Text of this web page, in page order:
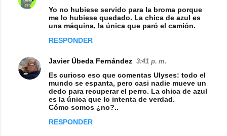
Yo no hubiese servido para la broma porque
me lo hubiese quedado. La chica de azul es
una máquina, la única que paró el camión.
RESPONDER
Javier Úbeda Fernández 3:41 p. m.
Es curioso eso que comentas Ulyses: todo el
mundo se espanta, pero casi nadie mueve un
dedo para recuperar el perro. La chica de azul
es la única que lo intenta de verdad.
Cómo somos ¿no?..
RESPONDER